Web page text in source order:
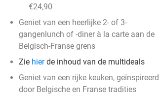
€24,90
Geniet van een heerlijke 2- of 3-
gangenlunch of -diner à la carte aan de
Belgisch-Franse grens
Zie hierde inhoud van de multideals
Geniet van een rijke keuken, geïnspireerd
door Belgische en Franse tradities